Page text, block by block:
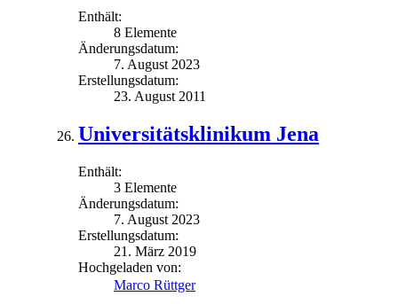
Enthält:
8 Elemente
Änderungsdatum:
7. August 2023
Erstellungsdatum:
23. August 2011
Universitätsklinikum Jena
Enthält:
3 Elemente
Änderungsdatum:
7. August 2023
Erstellungsdatum:
21. März 2019
Hochgeladen von:
Marco Rüttger